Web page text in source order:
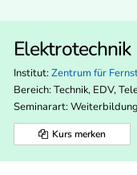
Elektrotechnik
Institut: Zentrum für
Bereich: Technik, EDV,
Seminarart:
Kurs merken